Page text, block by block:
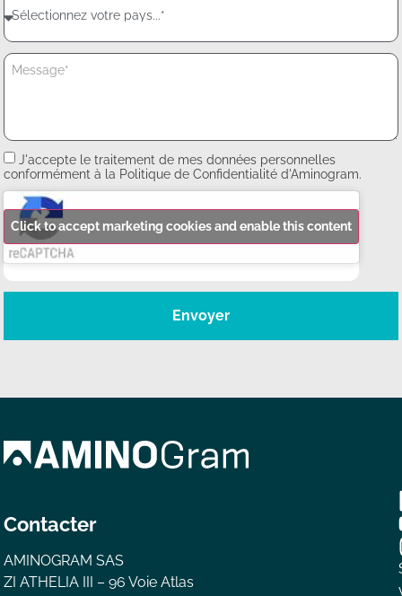
J'accepte le traitement de mes données personnelles
conformément à la Politique de Confidentialité d'Aminogram.
Click to accept marketing cookies and enable this content
Envoyer
Contacter
AMINOGRAM SAS
ZI ATHELIA III – 96 Voie Atlas